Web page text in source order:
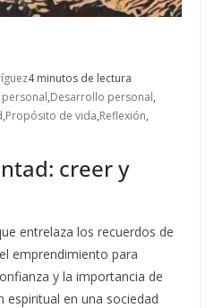
4 minutos de lectura
,Desarrollo personal,
,Propósito de vida,Reflexión,
creer y
entrelaza los recuerdos de
emprendimiento para
y la importancia de
espiritual en una sociedad